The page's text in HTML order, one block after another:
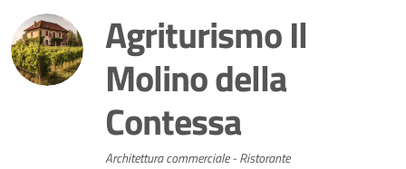
Agriturismo Il
Molino della
Contessa
Architettura commerciale - Ristorante